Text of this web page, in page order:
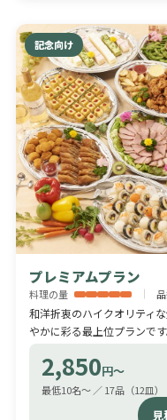
記念向け
プレミアムプラン
料理の量
和洋折衷のハイクオリティ
やかに彩る最上位プランです
2,850円〜
最低10名〜 ／ 17品（12皿）
見